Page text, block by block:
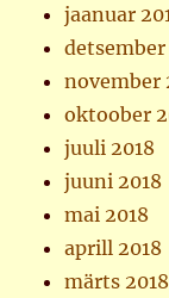
jaanuar
detsember
november
oktoober
juuli 2018
juuni 2018
mai 2018
aprill 2018
märts 2018